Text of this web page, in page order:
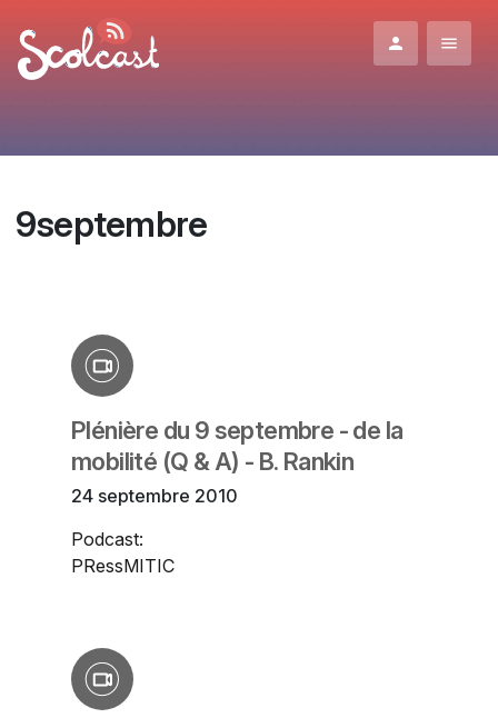
9septembre
Plénière du 9 septembre - de la
mobilité (Q & A) - B. Rankin
24 septembre 2010
Podcast:
PRessMITIC